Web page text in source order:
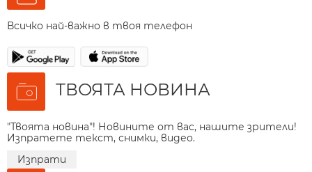
Всичко най-важно в твоя телефон
ТВОЯТА НОВИНА
"Твоята новина"! Новините от вас, нашите зрители!
Изпратете текст, снимки, видео.
Изпрати